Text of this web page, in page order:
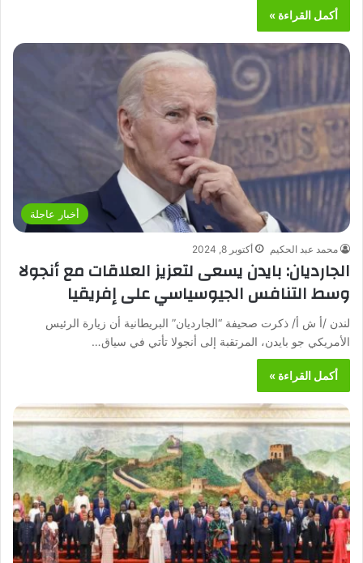
أكمل القراءة »
أخبار عاجلة
محمد عبد الحكيم أكتوبر 8, 2024
الجارديان: بايدن يسعى لتعزيز العلاقات مع أنجولا
وسط التنافس الجيوسياسي على إفريقيا
لندن /أ ش أ/ ذكرت صحيفة “الجارديان” البريطانية أن زيارة الرئيس
الأمريكي جو بايدن، المرتقبة إلى أنجولا تأتي في سياق…
أكمل القراءة »